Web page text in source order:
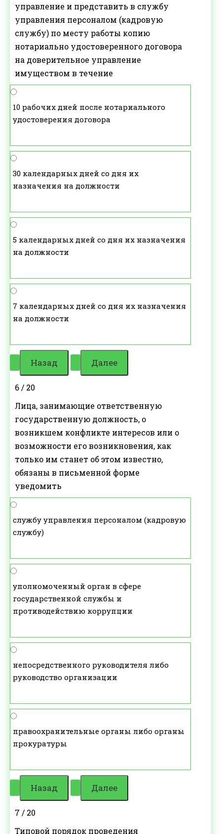
управление и представить в службу
управления персоналом (кадровую
службу) по месту работы копию
нотариально удостоверенного договора
на доверительное управление
имуществом в течение
10 рабочих дней после нотариального
удостоверения договора
30 календарных дней со дня их
назначения на должности
5 календарных дней со дня их назначения
на должности
7 календарных дней со дня их назначения
на должности
6 / 20
Лица, занимающие ответственную
государственную должность, о
возникшем конфликте интересов или о
возможности его возникновения, как
только им станет об этом известно,
обязаны в письменной форме
уведомить
службу управления персоналом (кадровую
службу)
уполномоченный орган в сфере
государственной службы и
противодействию коррупции
непосредственного руководителя либо
руководство организации
правоохранительные органы либо органы
прокуратуры
7 / 20
Типовой порядок проведения